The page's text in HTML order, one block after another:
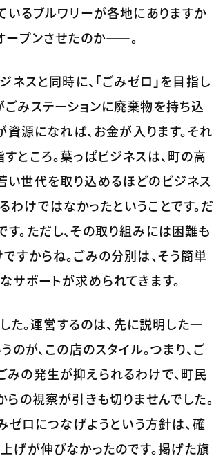
いるブルワリーが各地にありますか
ープンさせたのか――。
ネスと同時に、「ごみゼロ」を目指し
みステーションに廃棄物を持ち込
源になれば、お金が入ります。それ
ところ。葉っぱビジネスは、町の高
い世代を取り込めるほどのビジネス
けではなかったということです。だ
。ただし、その取り組みには困難も
すからね。ごみの分別は、そう簡単
サポートが求められてきます。
た。運営するのは、先に説明した一
が、この店のスタイル。つまり、ご
みの発生が抑えられるわけで、町民
の視察が引きも切りませんでした。
ゼロにつなげようという方針は、確
げが伸びなかったのです。掲げた旗